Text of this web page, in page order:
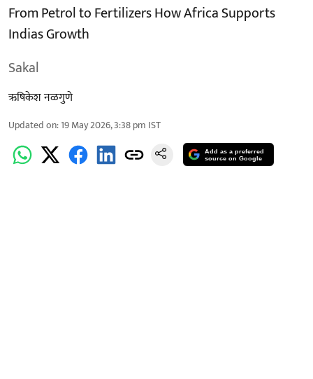
From Petrol to Fertilizers How Africa Supports
Indias Growth
Sakal
ऋषिकेश नळगुणे
Updated on:19 May 2026, 3:38 pm IST
Add as a preferred
source on Google